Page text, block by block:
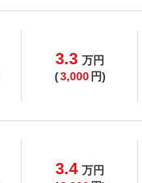
3.3 万円
(3,000 円)
3.4 万円